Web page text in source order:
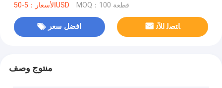
الأسعار：5-50USD MOQ：100 قطعة
افضل سعر ﺎﺘﺼﻟ ﺍﻶﻧ
منتوج وصف